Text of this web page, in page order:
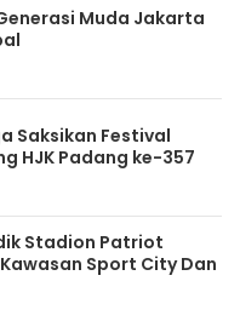
Muda Jakarta
Saksikan Festival
HJK Padang ke-357
Stadion Patriot
Sport City Dan